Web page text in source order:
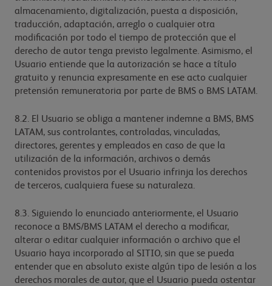
almacenamiento, digitalización, puesta a disposición,
traducción, adaptación, arreglo o cualquier otra
modificación por todo el tiempo de protección que el
derecho de autor tenga previsto legalmente. Asimismo, el
Usuario entiende que la autorización se hace a título
gratuito y renuncia expresamente en ese acto cualquier
pretensión remuneratoria por parte de BMS o BMS LATAM.
8.2. El Usuario se obliga a mantener indemne a BMS, BMS
LATAM, sus controlantes, controladas, vinculadas,
directores, gerentes y empleados en caso de que la
utilización de la información, archivos o demás
contenidos provistos por el Usuario infrinja los derechos
de terceros, cualquiera fuese su naturaleza.
8.3. Siguiendo lo enunciado anteriormente, el Usuario
reconoce a BMS/BMS LATAM el derecho a modificar,
alterar o editar cualquier información o archivo que el
Usuario haya incorporado al SITIO, sin que se pueda
entender que en absoluto existe algún tipo de lesión a los
derechos morales de autor, que el Usuario pueda ostentar